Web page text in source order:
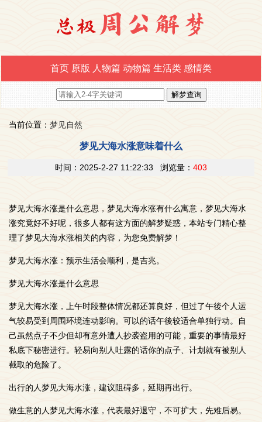
首页 原版 人物篇 动物篇 生活类 感情类
当前位置： 梦见自然
梦见大海水涨意味着什么
时间：2025-2-27 11:22:33 浏览量： 403
梦见大海水涨是什么意思，梦见大海水涨有什么寓意，梦见大海水
涨究竟好不好呢，很多人都有这方面的解梦疑惑，本站专门精心整
理了梦见大海水涨相关的内容，为您免费解梦！
梦见大海水涨：预示生活会顺利，是吉兆。
梦见大海水涨是什么意思
梦见大海水涨，上午时段整体情况都还算良好，但过了午後个人运
气较易受到周围环境连动影响。可以的话午後较适合单独行动。自
己虽然点子不少但却有意外遭人抄袭盗用的可能，重要的事情最好
私底下秘密进行。轻易向别人吐露的话你的点子、计划就有被别人
截取的危险了。
出行的人梦见大海水涨，建议阻碍多，延期再出行。
做生意的人梦见大海水涨，代表最好退守，不可扩大，先难后易。